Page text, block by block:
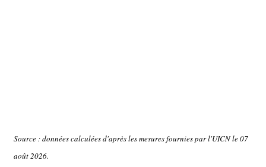
Source : données calculées d'après les mesures fournies par l'UICN le 07
août 2026.